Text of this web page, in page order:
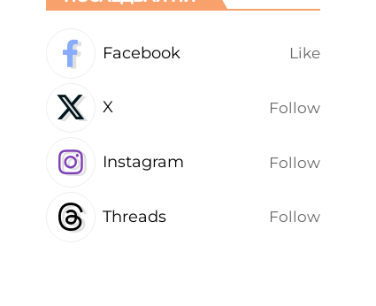
Facebook Like
X Follow
Instagram Follow
Threads Follow